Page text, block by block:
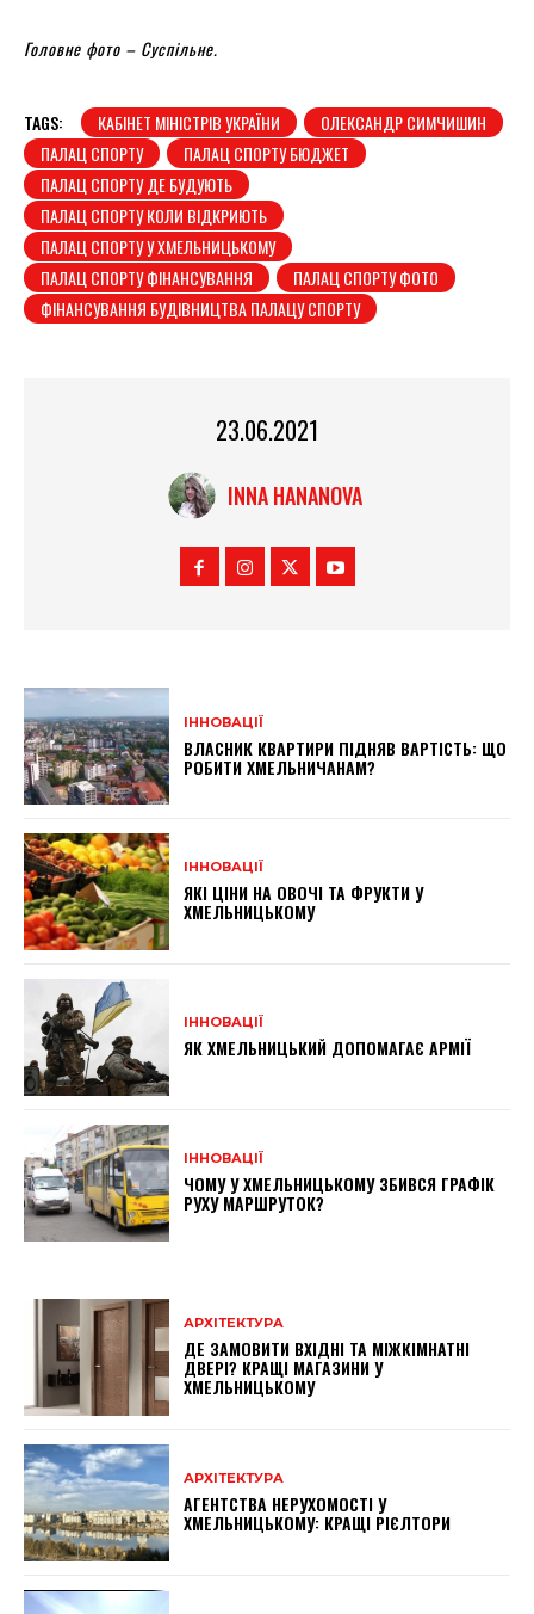
Головне фото – Суспільне.
TAGS: КАБІНЕТ МІНІСТРІВ УКРАЇНИ
ОЛЕКСАНДР СИМЧИШИН
ПАЛАЦ СПОРТУ
ПАЛАЦ СПОРТУ БЮДЖЕТ
ПАЛАЦ СПОРТУ ДЕ БУДУЮТЬ
ПАЛАЦ СПОРТУ КОЛИ ВІДКРИЮТЬ
ПАЛАЦ СПОРТУ У ХМЕЛЬНИЦЬКОМУ
ПАЛАЦ СПОРТУ ФІНАНСУВАННЯ
ПАЛАЦ СПОРТУ ФОТО
ФІНАНСУВАННЯ БУДІВНИЦТВА ПАЛАЦУ СПОРТУ
23.06.2021
INNA HANANOVA
ІННОВАЦІЇ
ВЛАСНИК КВАРТИРИ ПІДНЯВ ВАРТІСТЬ: ЩО
РОБИТИ ХМЕЛЬНИЧАНАМ?
ІННОВАЦІЇ
ЯКІ ЦІНИ НА ОВОЧІ ТА ФРУКТИ У
ХМЕЛЬНИЦЬКОМУ
ІННОВАЦІЇ
ЯК ХМЕЛЬНИЦЬКИЙ ДОПОМАГАЄ АРМІЇ
ІННОВАЦІЇ
ЧОМУ У ХМЕЛЬНИЦЬКОМУ ЗБИВСЯ ГРАФІК
РУХУ МАРШРУТОК?
АРХІТЕКТУРА
ДЕ ЗАМОВИТИ ВХІДНІ ТА МІЖКІМНАТНІ
ДВЕРІ? КРАЩІ МАГАЗИНИ У
ХМЕЛЬНИЦЬКОМУ
АРХІТЕКТУРА
АГЕНТСТВА НЕРУХОМОСТІ У
ХМЕЛЬНИЦЬКОМУ: КРАЩІ РІЄЛТОРИ